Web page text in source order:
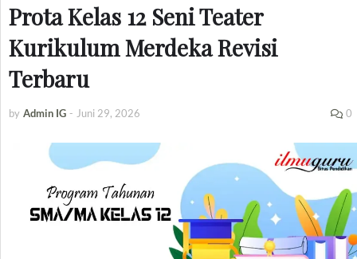
Prota Kelas 12 Seni Teater
Kurikulum Merdeka Revisi
Terbaru
by Admin IG - Juni 29, 2026 0